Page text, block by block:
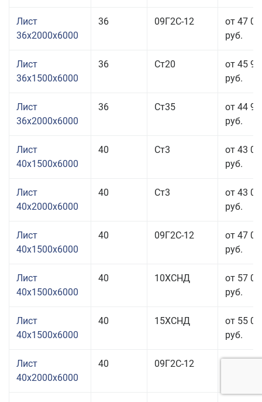
Лист
36x2000x6000
36 09Г2С-12
от 47
руб.
Лист
36x1500x6000
36 Ст20
от 45
руб.
Лист
36x2000x6000
36 Ст35
от 44
руб.
Лист
40x1500x6000
40 Ст3
от 43
руб.
Лист
40x2000x6000
40 Ст3
от 43
руб.
Лист
40x1500x6000
40 09Г2С-12
от 47
руб.
Лист
40x1500x6000
40 10ХСНД
от 57
руб.
Лист
40x1500x6000
40 15ХСНД
от 55
руб.
Лист
40x2000x6000
40 09Г2С-12